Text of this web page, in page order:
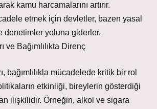
kamu harcamalarını artırır.
etmek için devletler, bazen yasal
denetimler yoluna giderler.
ve Bağımlılıkta Direnç
bağımlılıkla mücadelede kritik bir rol
etkinliği, bireylerin gösterdiği
ilişkilidir. Örneğin, alkol ve sigara